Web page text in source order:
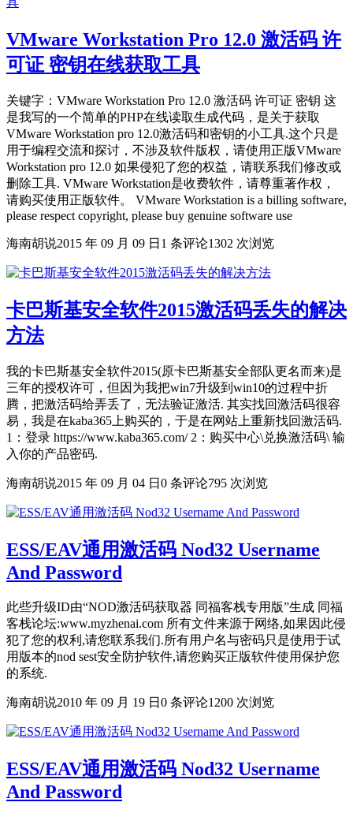
VMware Workstation Pro 12.0 激活码 许
可证 密钥在线获取工具
关键字：VMware Workstation Pro 12.0 激活码 许可证 密钥 这
是我写的一个简单的PHP在线读取生成代码，是关于获取
VMware Workstation pro 12.0激活码和密钥的小工具.这个只是
用于编程交流和探讨，不涉及软件版权，请使用正版VMware
Workstation pro 12.0 如果侵犯了您的权益，请联系我们修改或
删除工具. VMware Workstation是收费软件，请尊重著作权，
请购买使用正版软件。 VMware Workstation is a billing software,
please respect copyright, please buy genuine software use
海南胡说2015 年 09 月 09 日 1 条评论1302 次浏览
卡巴斯基安全软件2015激活码丢失的解决
方法
我的卡巴斯基安全软件2015(原卡巴斯基安全部队更名而来)是
三年的授权许可，但因为我把win7升级到win10的过程中折
腾，把激活码给弄丢了，无法验证激活. 其实找回激活码很容
易，我是在kaba365上购买的，于是在网站上重新找回激活码.
1：登录 https://www.kaba365.com/ 2：购买中心\兑换激活码\ 输
入你的产品密码.
海南胡说2015 年 09 月 04 日 0 条评论795 次浏览
ESS/EAV通用激活码 Nod32 Username
And Password
此些升级ID由“NOD激活码获取器 同福客栈专用版”生成 同福
客栈论坛:www.myzhenai.com 所有文件来源于网络,如果因此侵
犯了您的权利,请您联系我们.所有用户名与密码只是使用于试
用版本的nod sest安全防护软件,请您购买正版软件使用保护您
的系统.
海南胡说2010 年 09 月 19 日 0 条评论1200 次浏览
ESS/EAV通用激活码 Nod32 Username
And Password